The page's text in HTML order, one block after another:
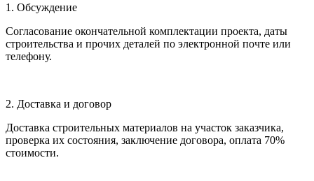
1. Обсуждение
Согласование окончательной комплектации проекта, даты
строительства и прочих деталей по электронной почте или
телефону.
2. Доставка и договор
Доставка строительных материалов на участок заказчика,
проверка их состояния, заключение договора, оплата 70%
стоимости.